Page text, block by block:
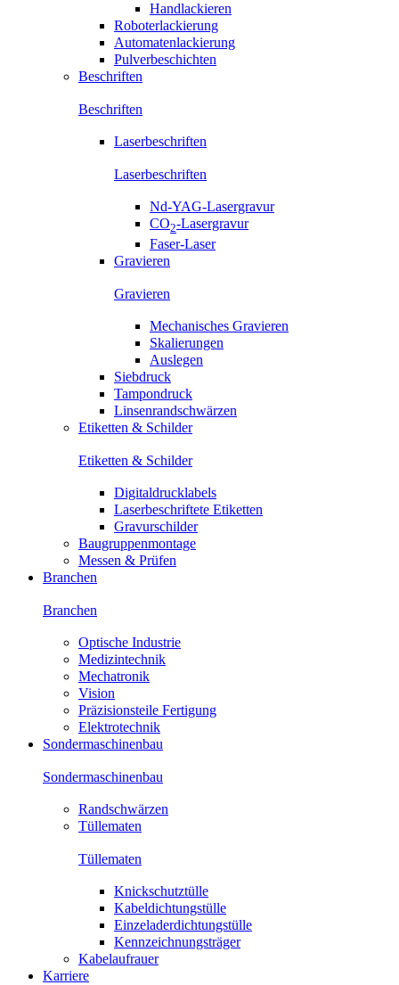
Handlackieren
Roboterlackierung
Automatenlackierung
Pulverbeschichten
Beschriften
Beschriften
Laserbeschriften
Laserbeschriften
Nd-YAG-Lasergravur
CO2-Lasergravur
Faser-Laser
Gravieren
Gravieren
Mechanisches Gravieren
Skalierungen
Auslegen
Siebdruck
Tampondruck
Linsenrandschwärzen
Etiketten & Schilder
Etiketten & Schilder
Digitaldrucklabels
Laserbeschriftete Etiketten
Gravurschilder
Baugruppenmontage
Messen & Prüfen
Branchen
Branchen
Optische Industrie
Medizintechnik
Mechatronik
Vision
Präzisionsteile Fertigung
Elektrotechnik
Sondermaschinenbau
Sondermaschinenbau
Randschwärzen
Tüllematen
Tüllematen
Knickschutztülle
Kabeldichtungstülle
Einzeladerdichtungstülle
Kennzeichnungsträger
Kabelaufrauer
Karriere